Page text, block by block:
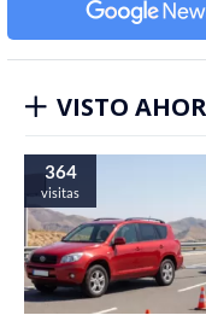
VISTO
364
visitas